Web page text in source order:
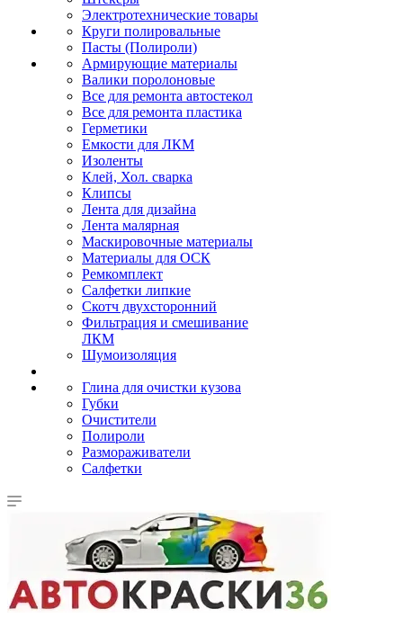
Электротехнические товары
Круги полировальные
Пасты (Полироли)
Армирующие материалы
Валики поролоновые
Все для ремонта автостекол
Все для ремонта пластика
Герметики
Емкости для ЛКМ
Изоленты
Клей, Хол. сварка
Клипсы
Лента для дизайна
Лента малярная
Маскировочные материалы
Материалы для ОСК
Ремкомплект
Салфетки липкие
Скотч двухсторонний
Фильтрация и смешивание
ЛКМ
Шумоизоляция
Глина для очистки кузова
Губки
Очистители
Полироли
Размораживатели
Салфетки